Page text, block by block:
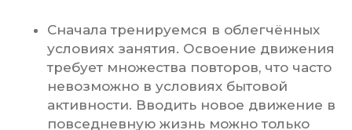
Сначала тренируемся в облегчённых
условиях занятия. Освоение движения
требует множества повторов, что часто
невозможно в условиях бытовой
активности. Вводить новое движение в
повседневную жизнь можно только